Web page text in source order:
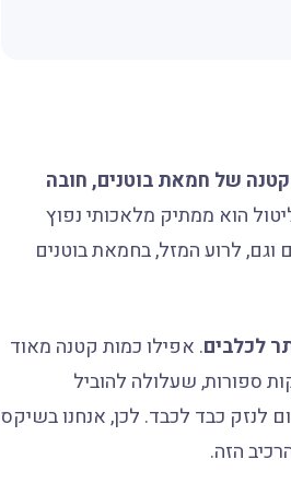
של חמאת בוטנים, חובה
הוא ממתיק מלאכותי נפוץ
וגם, לרוע המזל, בחמאת בוטנים
לכלבים. אפילו כמות קטנה מאוד
ספורות, שעלולה להוביל
לנזק כבד לכבד. לכן, אנחנו בשיקס
הזה.